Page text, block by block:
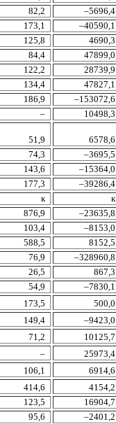
82,2
–5696,4
173,1
–40590,1
125,8
4690,3
84,4
47899,0
122,2
28739,9
134,4
47827,1
186,9
–153072,6
–
10498,3
51,9
6578,6
74,3
–3695,5
143,6
–15364,0
177,3
–39286,4
к
к
876,9
–23635,8
103,4
–8153,0
588,5
8152,5
76,9
–328960,8
26,5
867,3
54,9
–7830,1
173,5
500,0
149,4
–9423,0
71,2
10125,7
–
25973,4
106,1
6914,6
414,6
4154,2
123,5
16904,7
95,6
–2401,2